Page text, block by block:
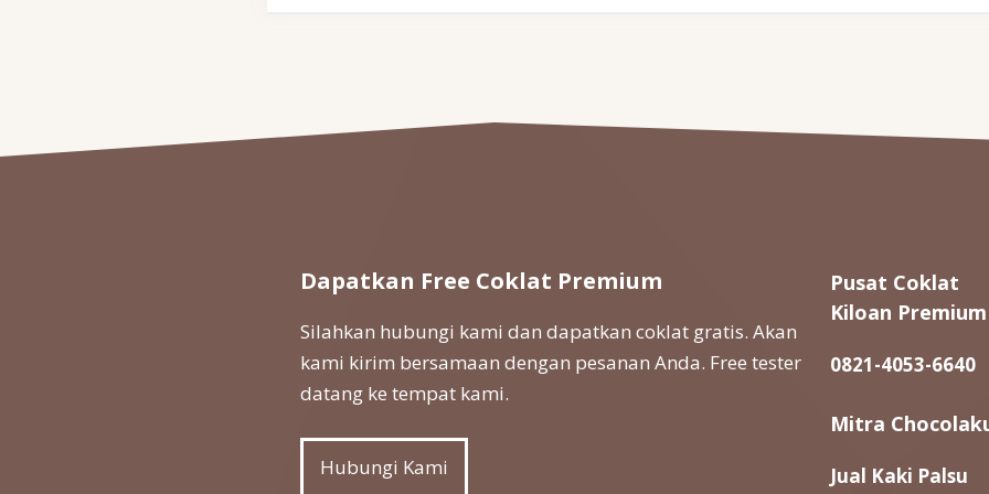
Dapatkan Free Coklat Premium
Silahkan hubungi kami dan dapatkan coklat gratis. Akan
kami kirim bersamaan dengan pesanan Anda. Free tester
datang ke tempat kami.
Hubungi Kami
Pusat Coklat
Kiloan Premium
0821-4053-6640
Mitra
Jual Kaki Palsu